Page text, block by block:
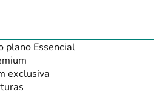
plano Essencial
exclusiva